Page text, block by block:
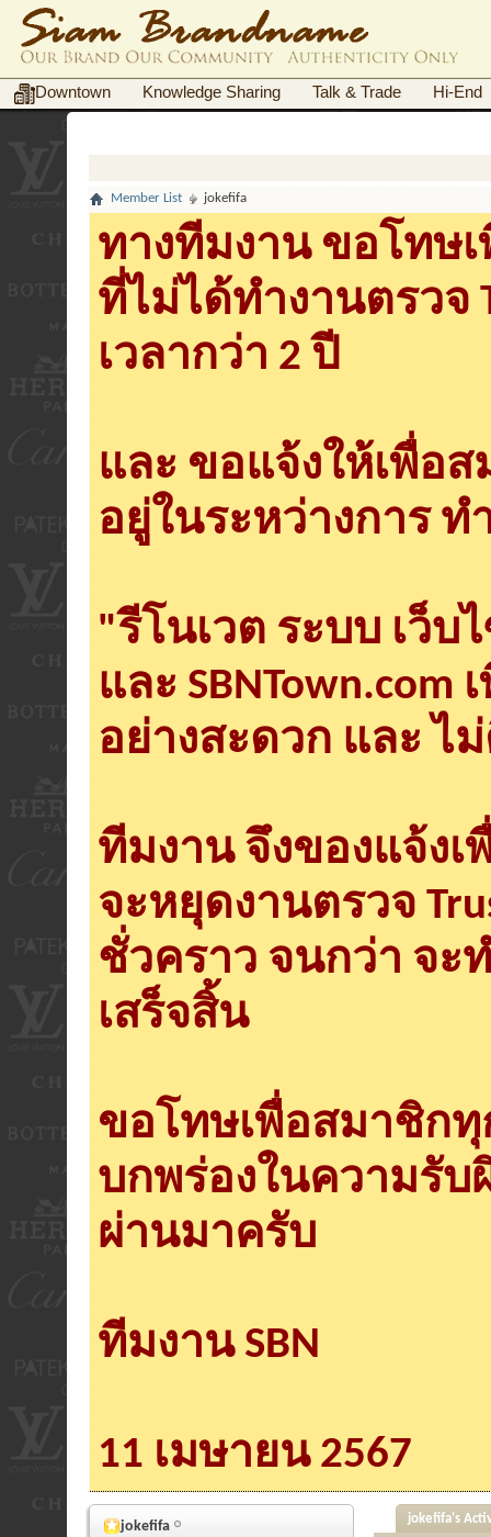
Downtown Knowledge Sharing Talk & Trade Hi-End
Member List jokefifa
ทางทีมงาน ขอโทษ
ที่ไม่ได้ทำงานตรวจ
เวลากว่า 2 ปี
และ ขอแจ้งให้เพื่อ
อยู่ในระหว่างการ ท
"รีโนเวต ระบบ เว็บ
และ
อย่างสะดวก และ ไ
ทีมงาน จึงของแจ้ง
จะหยุดงานตรวจ
ชั่วคราว จนกว่า จะ
เสร็จสิ้น
ขอโทษเพื่อสมาชิก
บกพร่องในความรั
ผ่านมาครับ
ทีมงาน SBN
11 เมษายน 2567
jokefifa jokefifa's